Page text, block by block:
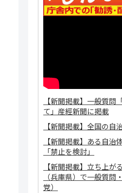
【新聞掲載】一般質問
て」産經新聞に掲載
【新聞掲載】全国の自
【新聞掲載】ある自治
「禁止を検討」
【新聞掲載】立ち上が
（兵庫県）で一般質問
党）